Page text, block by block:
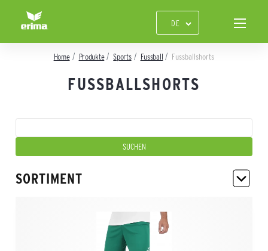
Home Produkte Sports Fussball Fussballshorts
FUSSBALLSHORTS
SORTIMENT